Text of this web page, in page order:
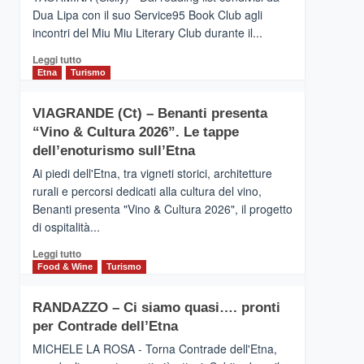
secondo
i
di
Airbnb.
la
Valle
Alcantara
nei
primi
classifica
siciliana
Dua Lipa con il suo Service95 Book Club agli
incontri del Miu Miu Literary Club durante il...
Leggi tuttoLeggi
di
IL
SAN
DOMENICO
TAORMINA,
UN
HOTEL
FOUR
PRESENTA
IL
SUMMER
BOOK
CLUB
Etna Turismo
VIAGRANDE (Ct) – Benanti presenta
“Vino & Cultura 2026”. Le tappe
dell’enoturismo sull’Etna
Ai piedi dell'Etna, tra vigneti storici, architetture
rurali e percorsi dedicati alla cultura del vino,
Benanti presenta "Vino & Cultura 2026", il progetto
di ospitalità...
Leggi tuttoLeggi
di
VIAGRANDE
(Ct)
–
Food & Wine Turismo
RANDAZZO – Ci siamo quasi…. pronti
per Contrade dell’Etna
MICHELE LA ROSA - Torna Contrade dell'Etna,